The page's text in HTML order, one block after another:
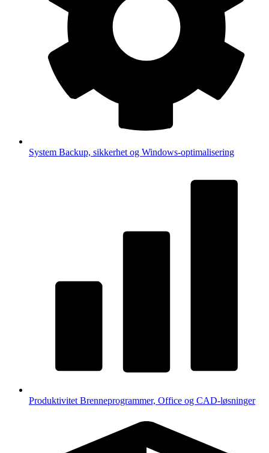
System Backup, sikkerhet og Windows-optimalisering
Produktivitet Brenneprogrammer, Office og CAD-løsninger